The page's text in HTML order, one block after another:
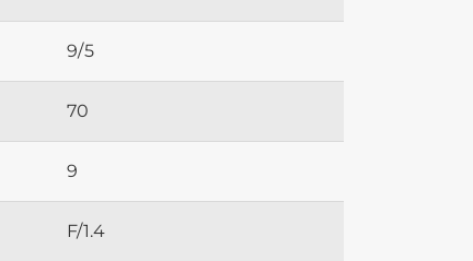
9/5
70
9
F/1.4